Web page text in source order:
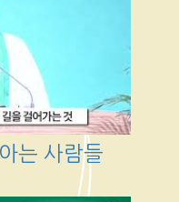
는 사람들